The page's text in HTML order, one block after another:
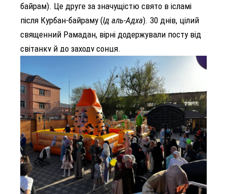
байрам). Це друге за значущістю свято в ісламі
після Курбан-байраму (Ід аль-Адха). 30 днів, цілий
священний Рамадан, вірні додержували посту від
світанку й до заходу сонця.